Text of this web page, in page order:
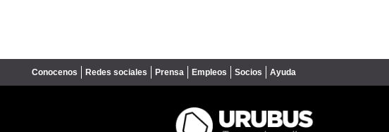
Conocenos Redes sociales Prensa Empleos Socios Ayuda